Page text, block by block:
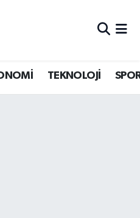
TEKNOLOJİ
ve Fikstür